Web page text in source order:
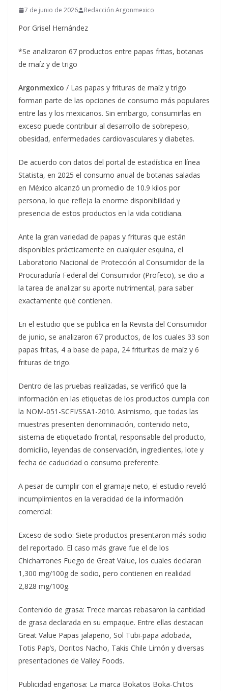
7 de junio de 2026 Redacción Argonmexico
Por Grisel Hernández
*Se analizaron 67 productos entre papas fritas, botanas
de maíz y de trigo
Argonmexico / Las papas y frituras de maíz y trigo
forman parte de las opciones de consumo más populares
entre las y los mexicanos. Sin embargo, consumirlas en
exceso puede contribuir al desarrollo de sobrepeso,
obesidad, enfermedades cardiovasculares y diabetes.
De acuerdo con datos del portal de estadística en línea
Statista, en 2025 el consumo anual de botanas saladas
en México alcanzó un promedio de 10.9 kilos por
persona, lo que refleja la enorme disponibilidad y
presencia de estos productos en la vida cotidiana.
Ante la gran variedad de papas y frituras que están
disponibles prácticamente en cualquier esquina, el
Laboratorio Nacional de Protección al Consumidor de la
Procuraduría Federal del Consumidor (Profeco), se dio a
la tarea de analizar su aporte nutrimental, para saber
exactamente qué contienen.
En el estudio que se publica en la Revista del Consumidor
de junio, se analizaron 67 productos, de los cuales 33 son
papas fritas, 4 a base de papa, 24 frituritas de maíz y 6
frituras de trigo.
Dentro de las pruebas realizadas, se verificó que la
información en las etiquetas de los productos cumpla con
la NOM-051-SCFI/SSA1-2010. Asimismo, que todas las
muestras presenten denominación, contenido neto,
sistema de etiquetado frontal, responsable del producto,
domicilio, leyendas de conservación, ingredientes, lote y
fecha de caducidad o consumo preferente.
A pesar de cumplir con el gramaje neto, el estudio reveló
incumplimientos en la veracidad de la información
comercial:
Exceso de sodio: Siete productos presentaron más sodio
del reportado. El caso más grave fue el de los
Chicharrones Fuego de Great Value, los cuales declaran
1,300 mg/100g de sodio, pero contienen en realidad
2,828 mg/100g.
Contenido de grasa: Trece marcas rebasaron la cantidad
de grasa declarada en su empaque. Entre ellas destacan
Great Value Papas jalapeño, Sol Tubi-papa adobada,
Totis Pap’s, Doritos Nacho, Takis Chile Limón y diversas
presentaciones de Valley Foods.
Publicidad engañosa: La marca Bokatos Boka-Chitos